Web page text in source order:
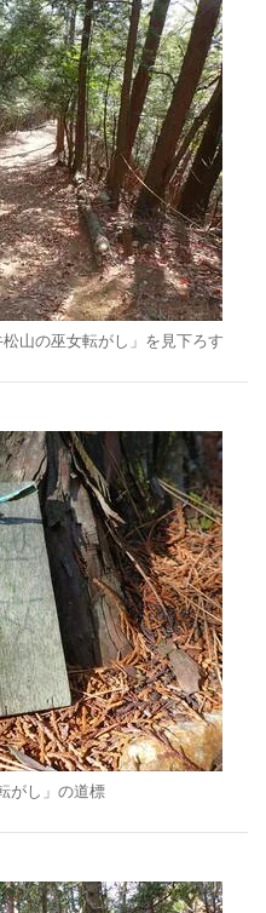
山の巫女転がし」を見下ろす
がし」の道標